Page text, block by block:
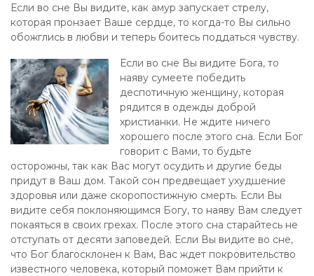
Если во сне Вы видите, как амур запускает стрелу,
которая пронзает Ваше сердце, то когда-то Вы сильно
обожглись в любви и теперь боитесь поддаться чувству.
Если во сне Вы видите Бога, то
наяву сумеете победить
деспотичную женщину, которая
рядится в одежды доброй
христианки. Не ждите ничего
хорошего после этого сна. Если Бог
говорит с Вами, то будьте
осторожны, так как Вас могут осудить и другие беды
придут в Ваш дом. Такой сон предвещает ухудшение
здоровья или даже скоропостижную смерть. Если Вы
видите себя поклоняющимся Богу, то наяву Вам следует
покаяться в своих грехах. После этого сна старайтесь не
отступать от десяти заповедей. Если Вы видите во сне,
что Бог благосклонен к Вам, Вас ждет покровительство
известного человека, который поможет Вам прийти к